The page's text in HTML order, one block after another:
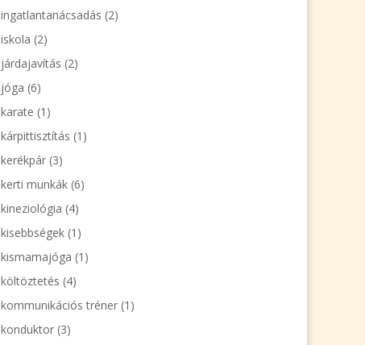
ingatlantanácsadás (2)
iskola (2)
járdajavítás (2)
jóga (6)
karate (1)
kárpittisztítás (1)
kerékpár(3)
kerti munkák(6)
kineziológia (4)
kisebbségek(1)
kismamajóga (1)
költöztetés (4)
kommunikációs tréner(1)
konduktor(3)